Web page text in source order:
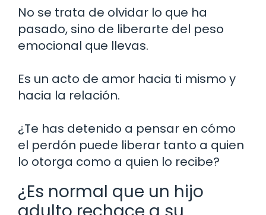
No se trata de olvidar lo que ha
pasado, sino de liberarte del peso
emocional que llevas.
Es un acto de amor hacia ti mismo y
hacia la relación.
¿Te has detenido a pensar en cómo
el perdón puede liberar tanto a quien
lo otorga como a quien lo recibe?
¿Es normal que un hijo